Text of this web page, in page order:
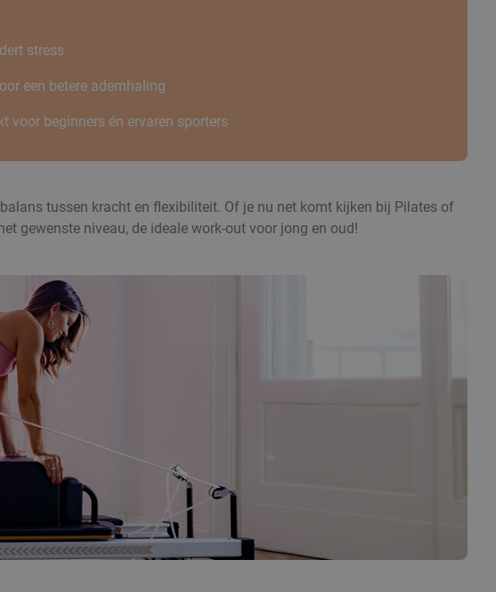
stress
een betere ademhaling
voor beginners én ervaren sporters
tussen kracht en flexibiliteit. Of je nu net komt kijken bij Pilates of
gewenste niveau, de ideale work-out voor jong en oud!